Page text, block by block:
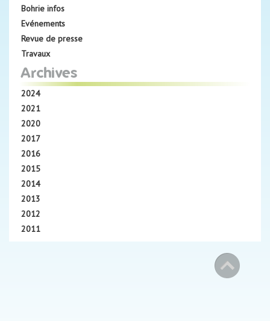
Bohrie infos
Evénements
Revue de presse
Travaux
Archives
2024
2021
2020
2017
2016
2015
2014
2013
2012
2011